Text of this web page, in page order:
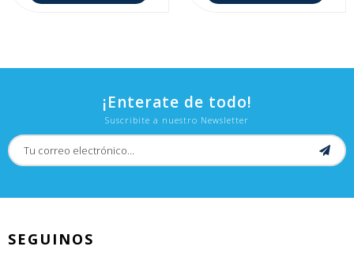
¡Enterate de todo!
Suscribite a nuestro Newsletter
SEGUINOS